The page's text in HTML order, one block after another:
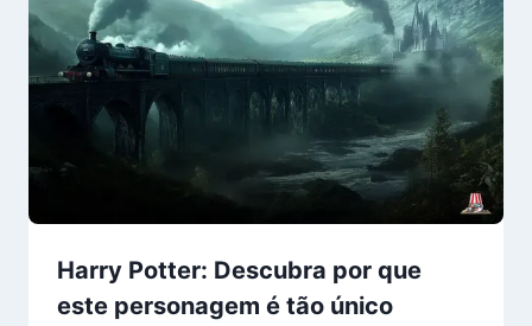
Harry Potter: Descubra por que
este personagem é tão único